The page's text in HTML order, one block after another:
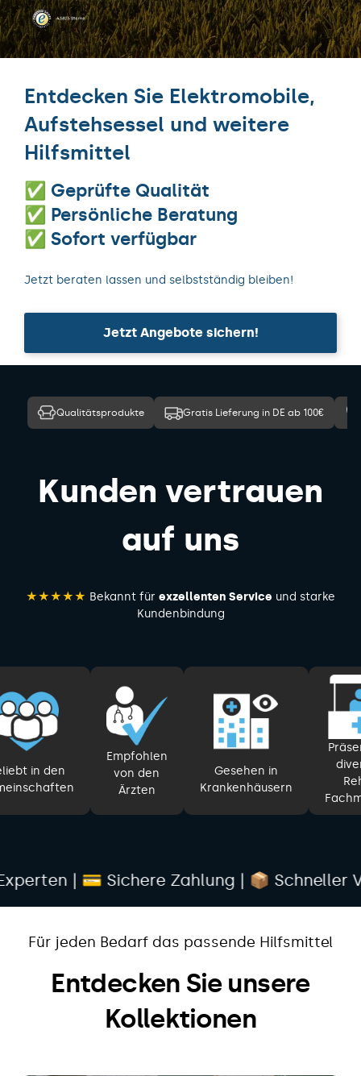
Entdecken Sie Elektromobile,
Aufstehsessel und weitere
Hilfsmittel
✅ Geprüfte Qualität
✅ Persönliche Beratung
✅ Sofort verfügbar
Jetzt beraten lassen und selbstständig bleiben!
Jetzt Angebote sichern!
Qualitätsprodukte Gratis Lieferung in DE ab 100€
Kunden vertrauen
auf uns
★★★★★ Bekannt für exzellenten Service und starke
Kundenbindung
Pause
Diashow
in den
Empfohlen
von den
Ärzten
Gesehen in
Krankenhäusern
Sichere Zahlung | 📦 Schneller Versand |
Für jeden Bedarf das passende Hilfsmittel
Entdecken Sie unsere
Kollektionen